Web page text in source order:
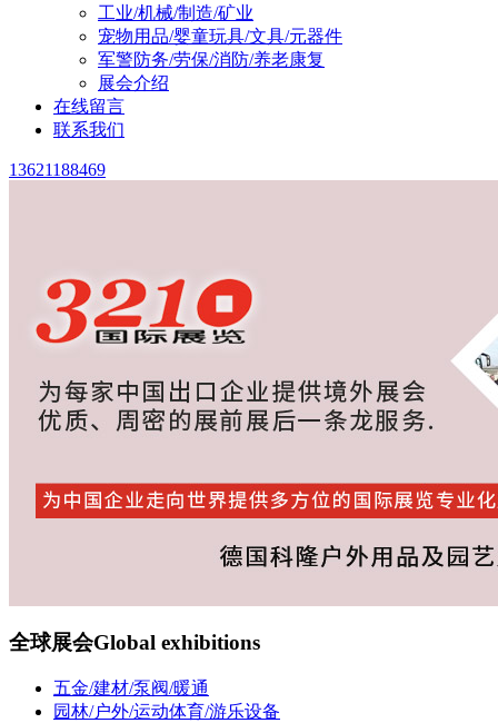
工业/机械/制造/矿业
宠物用品/婴童玩具/文具/元器件
军警防务/劳保/消防/养老康复
展会介绍
在线留言
联系我们
13621188469
全球展会Global exhibitions
五金/建材/泵阀/暖通
园林/户外/运动体育/游乐设备